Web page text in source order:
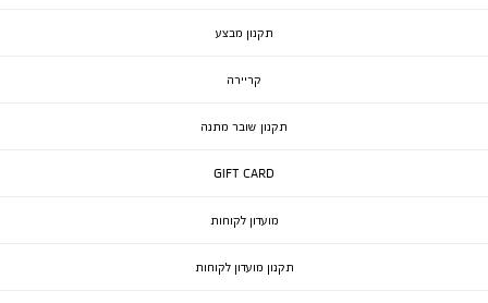
תקנון מבצע
קריירה
תקנון שובר מתנה
GIFT CARD
מועדון לקוחות
תקנון מועדון לקוחות